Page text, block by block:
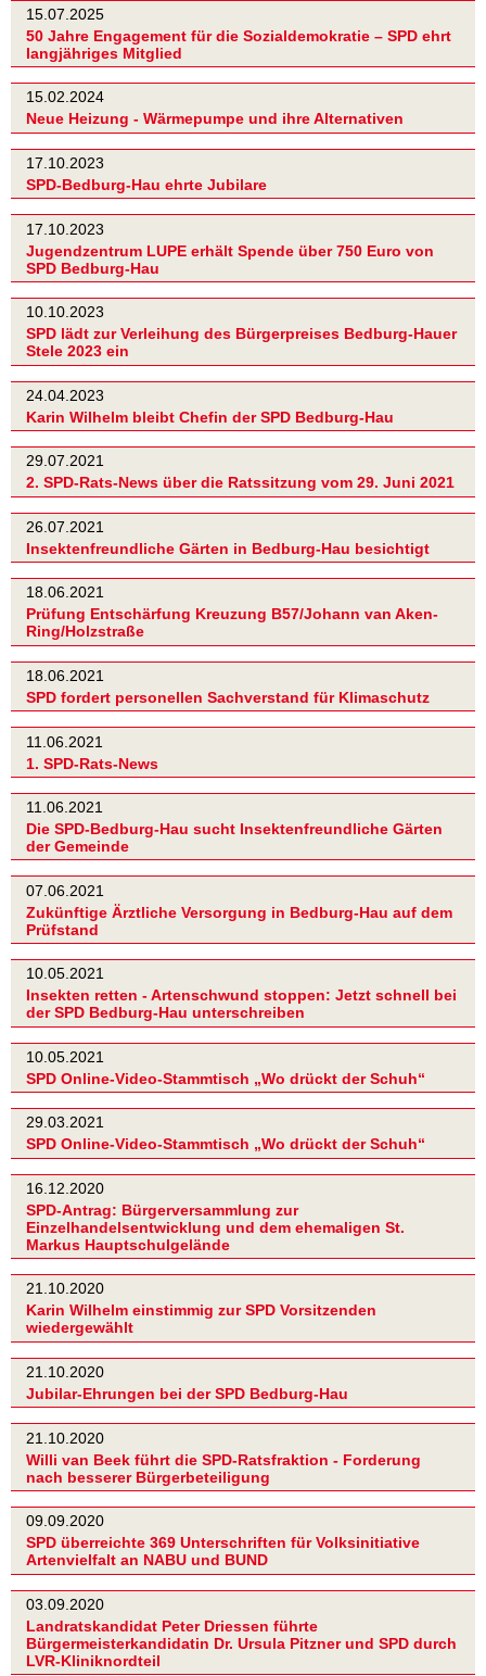
15.07.2025
50 Jahre Engagement für die Sozialdemokratie – SPD ehrt
langjähriges Mitglied
15.02.2024
Neue Heizung - Wärmepumpe und ihre Alternativen
17.10.2023
SPD-Bedburg-Hau ehrte Jubilare
17.10.2023
Jugendzentrum LUPE erhält Spende über 750 Euro von
SPD Bedburg-Hau
10.10.2023
SPD lädt zur Verleihung des Bürgerpreises Bedburg-Hauer
Stele 2023 ein
24.04.2023
Karin Wilhelm bleibt Chefin der SPD Bedburg-Hau
29.07.2021
2. SPD-Rats-News über die Ratssitzung vom 29. Juni 2021
26.07.2021
Insektenfreundliche Gärten in Bedburg-Hau besichtigt
18.06.2021
Prüfung Entschärfung Kreuzung B57/Johann van Aken-
Ring/Holzstraße
18.06.2021
SPD fordert personellen Sachverstand für Klimaschutz
11.06.2021
1. SPD-Rats-News
11.06.2021
Die SPD-Bedburg-Hau sucht Insektenfreundliche Gärten
der Gemeinde
07.06.2021
Zukünftige Ärztliche Versorgung in Bedburg-Hau auf dem
Prüfstand
10.05.2021
Insekten retten - Artenschwund stoppen: Jetzt schnell bei
der SPD Bedburg-Hau unterschreiben
10.05.2021
SPD Online-Video-Stammtisch „Wo drückt der Schuh“
29.03.2021
SPD Online-Video-Stammtisch „Wo drückt der Schuh“
16.12.2020
SPD-Antrag: Bürgerversammlung zur
Einzelhandelsentwicklung und dem ehemaligen St.
Markus Hauptschulgelände
21.10.2020
Karin Wilhelm einstimmig zur SPD Vorsitzenden
wiedergewählt
21.10.2020
Jubilar-Ehrungen bei der SPD Bedburg-Hau
21.10.2020
Willi van Beek führt die SPD-Ratsfraktion - Forderung
nach besserer Bürgerbeteiligung
09.09.2020
SPD überreichte 369 Unterschriften für Volksinitiative
Artenvielfalt an NABU und BUND
03.09.2020
Landratskandidat Peter Driessen führte
Bürgermeisterkandidatin Dr. Ursula Pitzner und SPD durch
LVR-Kliniknordteil